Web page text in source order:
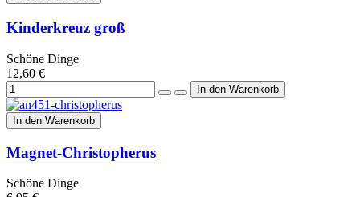
Kinderkreuz groß
Schöne Dinge
12,60 €
In den Warenkorb
Magnet-Christopherus
Schöne Dinge